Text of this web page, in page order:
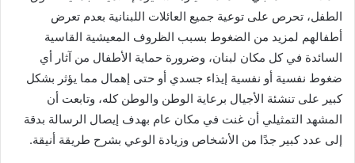
الطفل، تحرص على توعية جميع العائلات اللبنانية بعدم تعرض
أطفالهم لمزيد من الضغوط بسبب الظروف المعيشية القاسية
السائدة في كل مكان لبنان، وضرورة حماية الأطفال من آثار أي
ضغوط نفسية أو نفسية إيذاء جسدي أو حتى إهمال مما يؤثر بشكل
كبير على تنشئة الأجيال برعاية الوطن والوطن كله، وتابعت أن
المشهد التمثيلي أن غنت في مكان عام بهدف إيصال الرسالة بدقة
إلى عدد كبير جدًا من الأشخاص وزيادة الوعي بشرح طريقة أنيقة.